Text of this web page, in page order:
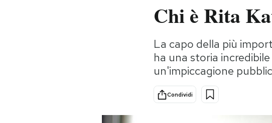
Consumismi
Storie/Idee
Ok Boomer!
Europa
Chi è Rita
La capo della più
ha una storia
un'impiccagione
Condividi